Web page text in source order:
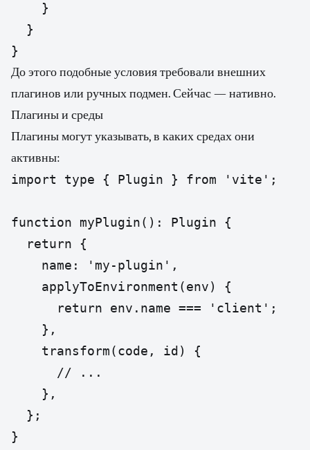
    }
  }
}
До этого подобные условия требовали внешних
плагинов или ручных подмен. Сейчас — нативно.
Плагины и среды
Плагины могут указывать, в каких средах они
активны:
import type { Plugin } from 'vite';
function myPlugin(): Plugin {
  return {
    name: 'my-plugin',
    applyToEnvironment(env) {
      return env.name === 'client';
    },
    transform(code, id) {
      // ...
    },
  };
}